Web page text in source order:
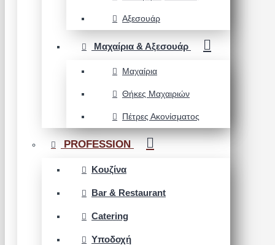
Αξεσουάρ
Μαχαίρια & Αξεσουάρ
Μαχαίρια
Θήκες Μαχαιριών
Πέτρες Ακονίσματος
PROFESSION
Κουζίνα
Bar & Restaurant
Catering
Υποδοχή